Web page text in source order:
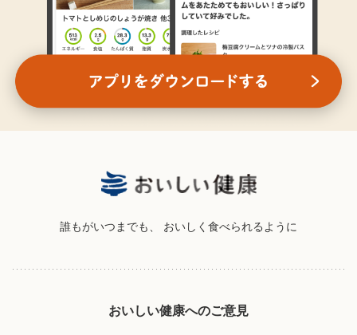
誰もがいつまでも、 おいしく食べられるように
おいしい健康へのご意見